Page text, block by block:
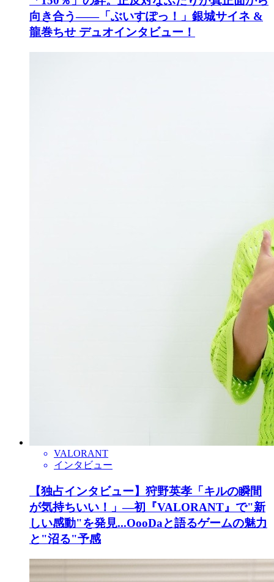
向き合う――「ぶいすぽっ！」銀城サイネ &
龍巻ちせ デュオインタビュー！
VALORANT
インタビュー
【独占インタビュー】狩野英孝「キルの瞬間
が気持ちいい！」―初『VALORANT』で"新
しい感動"を発見...OooDaと語るゲームの魅力
と"沼る"予感